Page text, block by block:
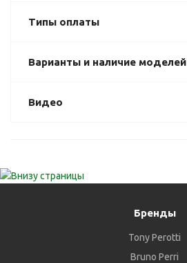
Типы оплаты
Варианты и наличие моделей
Видео
Бренды
Tony Perotti
Bruno Perri